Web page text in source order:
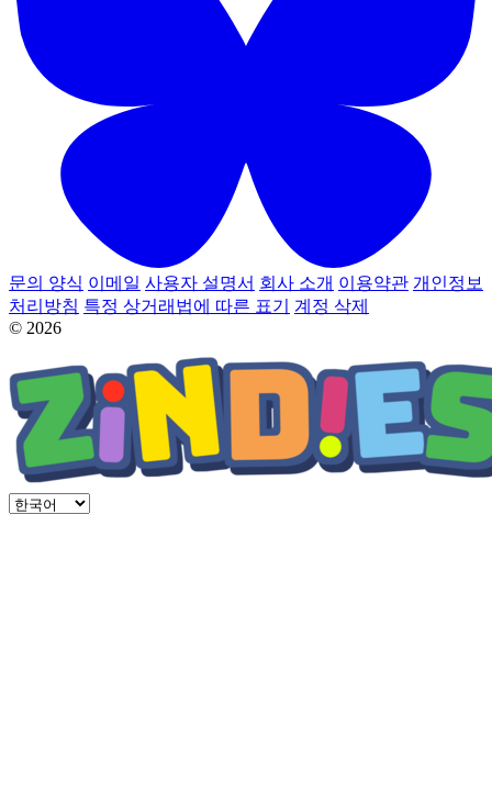
문의 양식 이메일 사용자 설명서 회사 소개 이용약관 개인정보
처리방침 특정 상거래법에 따른 표기
계정 삭제
© 2026